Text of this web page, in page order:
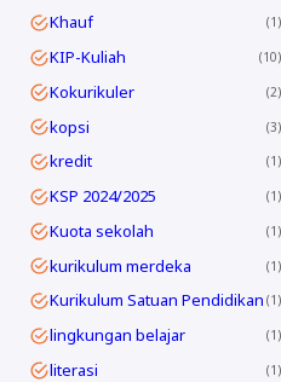
Khauf 1
KIP-Kuliah 10
Kokurikuler 2
kopsi 3
kredit 1
KSP 2024/2025 1
Kuota sekolah 1
kurikulum merdeka 1
Kurikulum Satuan Pendidikan 1
lingkungan belajar 1
literasi 1